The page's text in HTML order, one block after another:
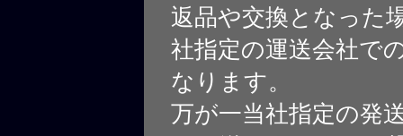
返品や交換となった
社指定の運送会社で
なります。
万が一当社指定の発